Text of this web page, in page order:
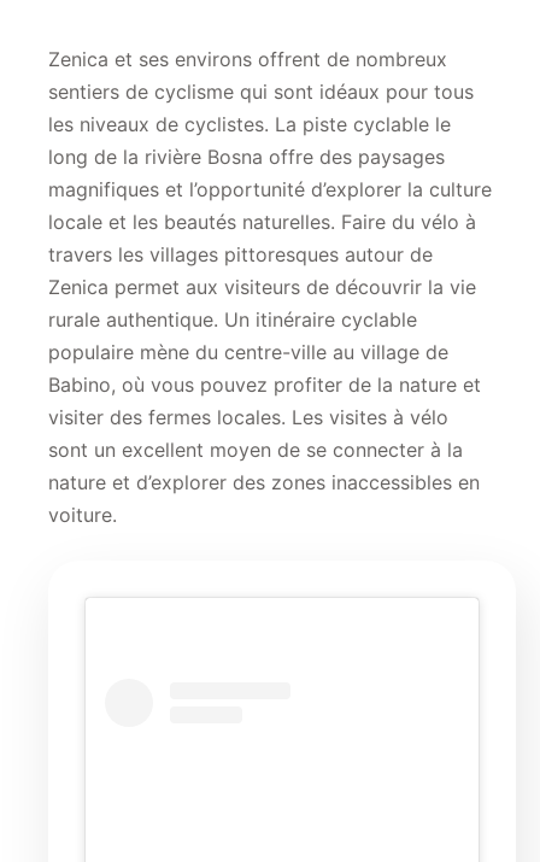
Zenica et ses environs offrent de nombreux
sentiers de cyclisme qui sont idéaux pour tous
les niveaux de cyclistes. La piste cyclable le
long de la rivière Bosna offre des paysages
magnifiques et l’opportunité d’explorer la culture
locale et les beautés naturelles. Faire du vélo à
travers les villages pittoresques autour de
Zenica permet aux visiteurs de découvrir la vie
rurale authentique. Un itinéraire cyclable
populaire mène du centre-ville au village de
Babino, où vous pouvez profiter de la nature et
visiter des fermes locales. Les visites à vélo
sont un excellent moyen de se connecter à la
nature et d’explorer des zones inaccessibles en
voiture.